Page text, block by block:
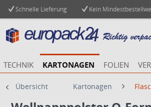
Schnelle Lieferung Kein
TECHNIK KARTONAGEN FOLIEN
Übersicht Kartonagen